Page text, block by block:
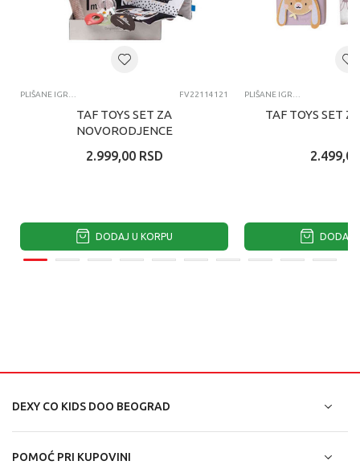
PLIŠANE IGRAČKE ZA BEBE FV22114121
TAF TOYS SET ZA
NOVORODJENCE
2.999,00 RSD
DODAJ U KORPU
PLIŠANE IGRAČKE ZA BEBE
TAF TOYS SET
2.499,00
DODAJ
DEXY CO KIDS DOO BEOGRAD
POMOĆ PRI KUPOVINI